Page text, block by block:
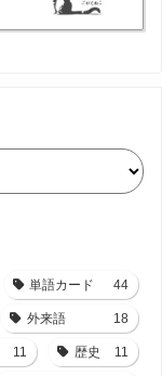
単語カード 44
外来語 18
11 歴史 11